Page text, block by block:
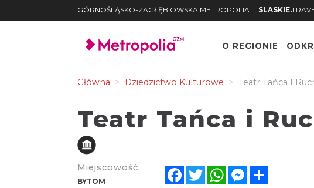
GÓRNOŚLĄSKO-ZAGŁĘBIOWSKA METROPOLIA | SLASKIE.
O REGIONIE
Główna Dziedzictwo Kulturowe Teatr Tańca I
Teatr Tańca i
Miejscowość:
BYTOM
FacebookTwitterWhatsAppMessenger